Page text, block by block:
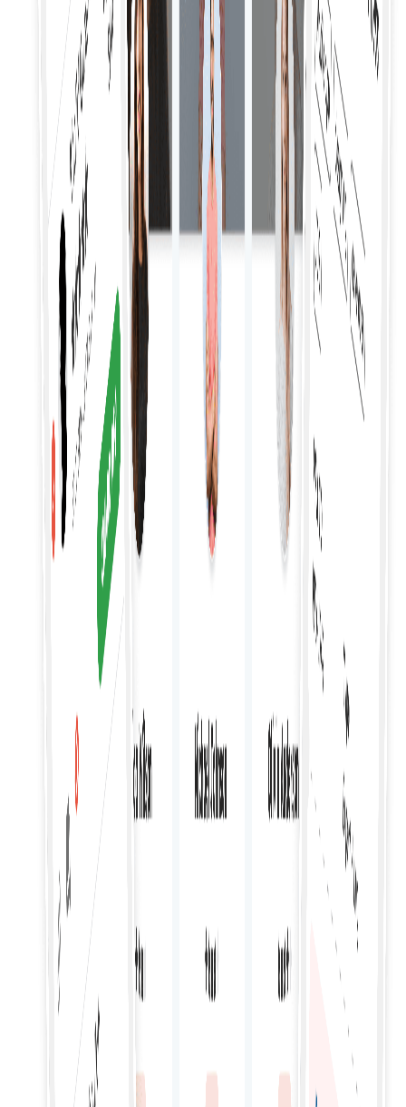
Мониторинг производительности
Отслеживайте и оценивайте работу фрилансеров с
помощью подробной аналитики, чтобы
гарантировать высокое качество работы и
своевременное выполнение.
Начать закупку
Управление бюджетом
Эффективно управляйте бюджетом, устанавливая
тарифы, отслеживая расходы и контролируя затраты,
связанные с наймом внештатных сотрудников.
Гибкий найм
Адаптация к потребностям проекта с помощью гибких
вариантов найма, учитывающих изменения объема
работ и наличие внештатных сотрудников.